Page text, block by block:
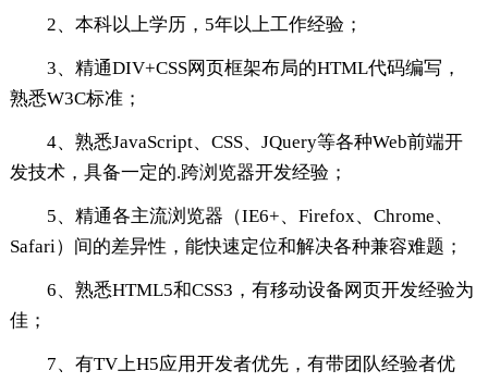
2、本科以上学历，5年以上工作经验；
3、精通DIV+CSS网页框架布局的HTML代码编写，
熟悉W3C标准；
4、熟悉JavaScript、CSS、JQuery等各种Web前端开
发技术，具备一定的.跨浏览器开发经验；
5、精通各主流浏览器（IE6+、Firefox、Chrome、
Safari）间的差异性，能快速定位和解决各种兼容难题；
6、熟悉HTML5和CSS3，有移动设备网页开发经验为
佳；
7、有TV上H5应用开发者优先，有带团队经验者优